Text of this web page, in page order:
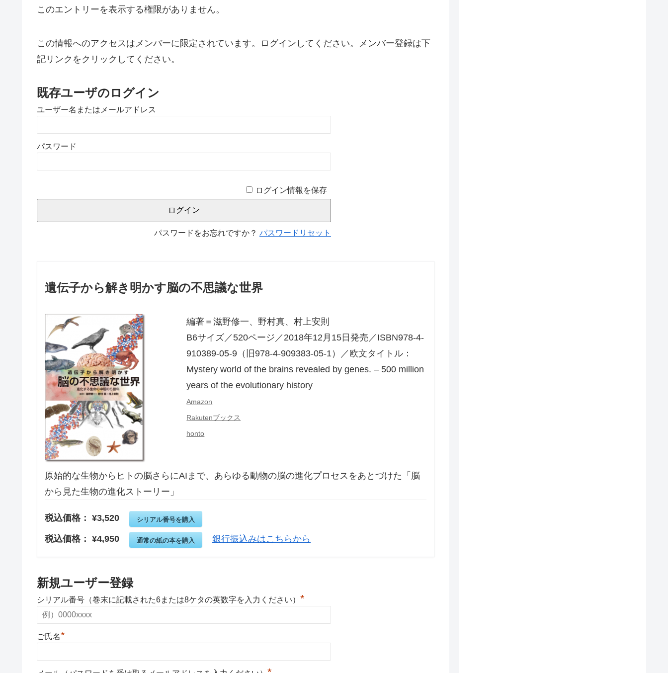
このエントリーを表示する権限がありません。
この情報へのアクセスはメンバーに限定されています。ログインしてください。メンバー登録は下
記リンクをクリックしてください。
既存ユーザのログイン
ユーザー名またはメールアドレス
パスワード
ログイン情報を保存
パスワードをお忘れですか？ パスワードリセット
遺伝子から解き明かす脳の不思議な世界
編著＝滋野修一、野村真、村上安則
B6サイズ／520ページ／2018年12月15日発売／ISBN978-4-
910389-05-9（旧978-4-909383-05-1）／欧文タイトル：
Mystery world of the brains revealed by genes. – 500 million
years of the evolutionary history
Amazon
Rakutenブックス
honto
原始的な生物からヒトの脳さらにAIまで、あらゆる動物の脳の進化プロセスをあとづけた「脳
から見た生物の進化ストーリー」
税込価格： ¥3,520 シリアル番号を購入
税込価格： ¥4,950 通常の紙の本を購入 銀行振込みはこちらから
新規ユーザー登録
シリアル番号（巻末に記載された6または8ケタの英数字を入力ください） *
ご氏名*